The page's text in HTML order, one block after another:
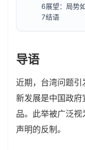
6展望：局势
7结语
导语
近期，台湾问题
新发展是中国政
品。此举被广泛
声明的反制。